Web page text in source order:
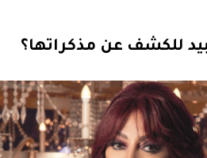
للكشف عن مذكراتها؟